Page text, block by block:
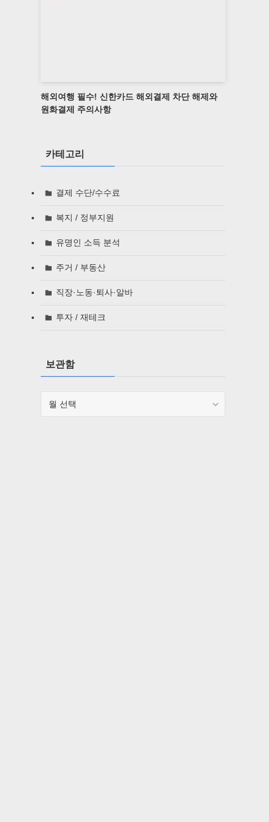
해외여행 필수! 신한카드 해외결제 차단 해제와
원화결제 주의사항
카테고리
결제 수단/수수료
복지 / 정부지원
유명인 소득 분석
주거 / 부동산
직장·노동·퇴사·알바
투자 / 재테크
보관함